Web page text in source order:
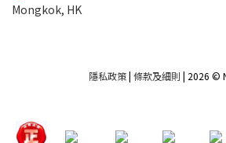
Mongkok, HK
隱私政策| 條款及細則 | 2026 ©